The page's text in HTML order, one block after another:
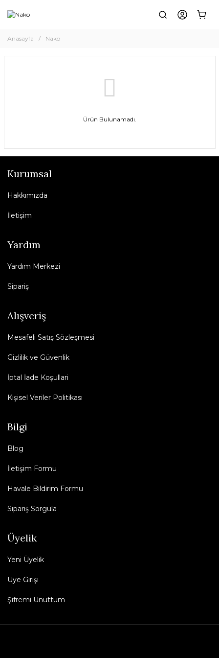
Anasayfa Nako
Ürün Bulunamadı.
Kurumsal
Hakkımızda
İletişim
Yardım
Yardım Merkezi
Sipariş
Alışveriş
Mesafeli Satış Sözleşmesi
Gizlilik ve Güvenlik
İptal İade Koşullari
Kişisel Veriler Politikası
Bilgi
Blog
İletişim Formu
Havale Bildirim Formu
Sipariş Sorgula
Üyelik
Yeni Üyelik
Üye Girişi
Şifremi Unuttum